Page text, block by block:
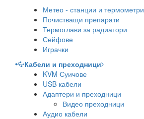
Метео - станции и термометри
Почистващи препарати
Термоглави за радиатори
Сейфове
Играчки
Кабели и преходници
KVM Суичове
USB кабели
Адаптери и преходници
Видео преходници
Аудио кабели